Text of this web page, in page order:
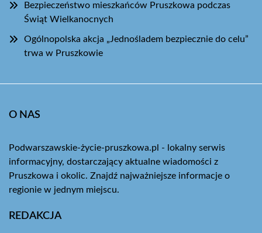
Bezpieczeństwo mieszkańców Pruszkowa podczas
Świąt Wielkanocnych
Ogólnopolska akcja „Jednośladem bezpiecznie do celu”
trwa w Pruszkowie
O NAS
Podwarszawskie-życie-pruszkowa.pl - lokalny serwis
informacyjny, dostarczający aktualne wiadomości z
Pruszkowa i okolic. Znajdź najważniejsze informacje o
regionie w jednym miejscu.
REDAKCJA